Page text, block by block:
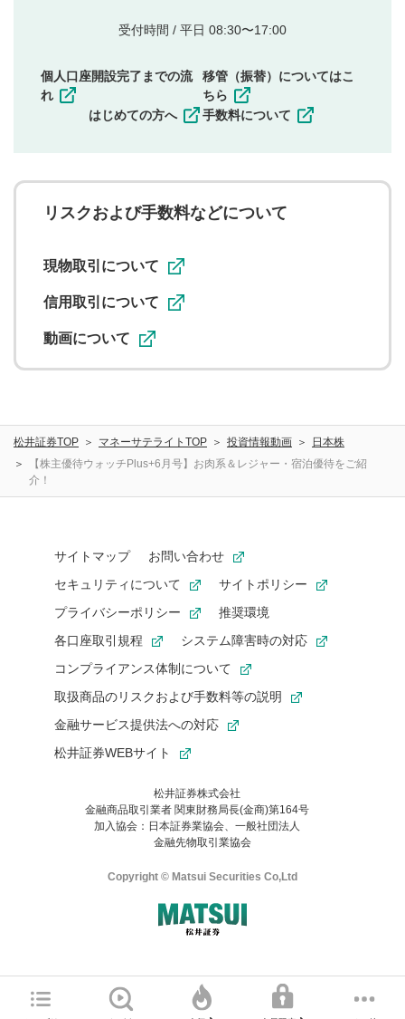
他者の権利（商標、著作権、その他の知的財産
その他当社が不適切と判断した投稿
一度投稿した評価およびコメントの変更・削除はできま
に関する著作者人格権を行使しないことに同意します。利
用者が投稿したコメントは、当社サービスの広告・宣伝、
ることがあります。
受付時間 / 平日 08:30〜17:00
個人口座開設完了までの流
れ
はじめての方へ
移管（振替）についてはこ
ちら
手数料について
リスクおよび手数料などについて
現物取引について
信用取引について
動画について
松井証券TOP マネーサテライトTOP 投資情報動画
日本株
【株主優待ウォッチPlus+6月号】お肉系＆レジャー・宿泊優待をご紹
介！
サイトマップ
お問い合わせ
セキュリティについて
サイトポリシー
プライバシーポリシー
推奨環境
各口座取引規程
システム障害時の対応
コンプライアンス体制について
取扱商品のリスクおよび手数料等の説明
金融サービス提供法への対応
松井証券WEBサイト
松井証券株式会社
金融商品取引業者 関東財務局長(金商)第164号
加入協会：日本証券業協会、一般社団法人
金融先物取引業協会
Copyright © Matsui Securities Co,Ltd
マネーサテライトのWEBサイトへようこそ
ご利用の環境(Internet Explorer)は、本サイトの推奨環境外のた
め、
一部の機能が正常に動作しない可能性があります。
お気に入り機能は松井証券の会員限定の機能です。
お気に入り登録いただくと、後からいつでもお気に入りのコンテ
ンツを一覧でご確認いただけます。
ご利用いただくには口座開設が必要です。
はご利用の端末で一度ログインしてください。
ログイン